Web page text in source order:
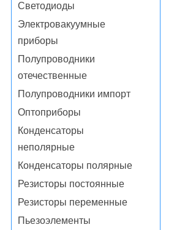
Светодиоды
Электровакуумные
приборы
Полупроводники
отечественные
Полупроводники импорт
Оптоприборы
Конденсаторы
неполярные
Конденсаторы полярные
Резисторы постоянные
Резисторы переменные
Пьезоэлементы